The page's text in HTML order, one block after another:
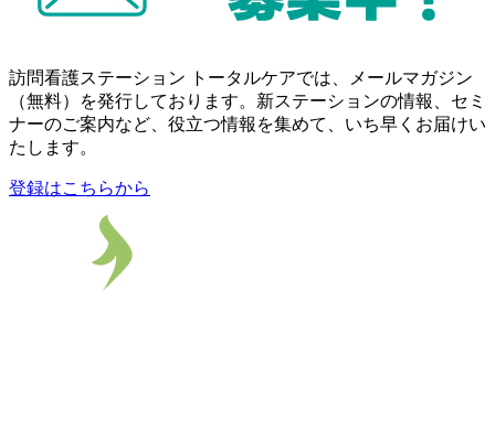
訪問看護ステーション トータルケアでは、メールマガジン
（無料）を発行しております。新ステーションの情報、セミ
ナーのご案内など、役立つ情報を集めて、いち早くお届けい
たします。
登録はこちらから